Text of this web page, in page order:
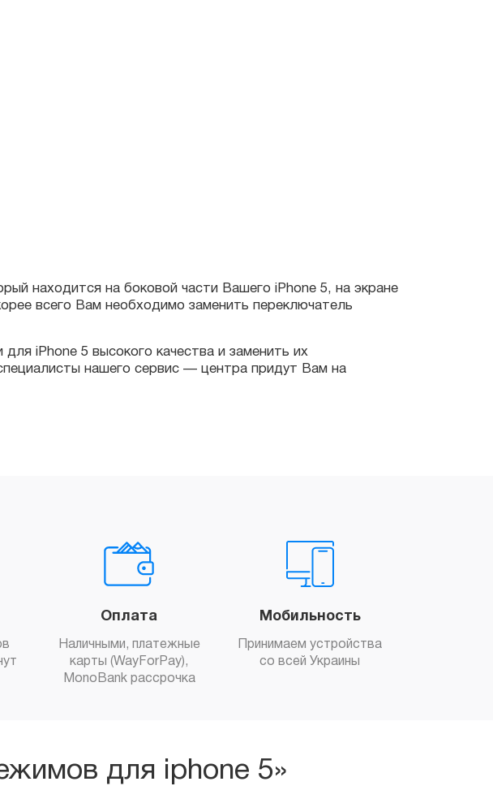
Вам необходимо заменить переключатель
5 высокого качества и заменить их
нашего сервис — центра придут Вам на
Оплата
Наличными, платежные
карты (WayForPay),
MonoBank рассрочка
Мобильность
Принимаем устройства
со всей Украины
для iphone 5»